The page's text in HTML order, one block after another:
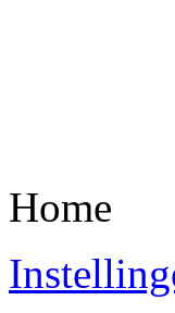
Home